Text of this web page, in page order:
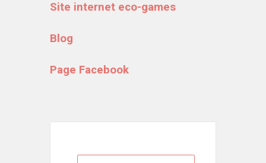
Site internet eco-games
Blog
Page Facebook